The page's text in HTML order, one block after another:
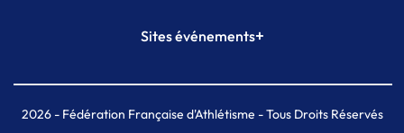
Plateforme Formation
Sites événements+
Meeting de Paris indoor
MAIF Ekiden de Paris
2026- Fédération Française d'Athlétisme - Tous Droits Réservés